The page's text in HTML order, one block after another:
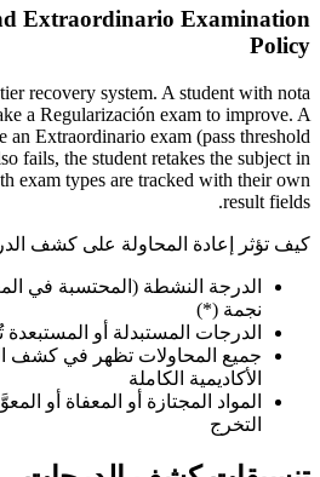
Extraordinario Examination
Policy
recovery system. A student with nota
a Regularización exam to improve. A
an Extraordinario exam (pass threshold
fails, the student retakes the subject in
exam types are tracked with their own
result fields.
كيف تؤثر إعادة المحاولة على كشف
الدرجة النشطة (المحتسبة في
نجمة (*)
الدرجات المستبدلة أو
جميع المحاولات تظهر في كشف
الأكاديمية الكاملة
المواد المجتازة أو المعفاة أو
التخرج